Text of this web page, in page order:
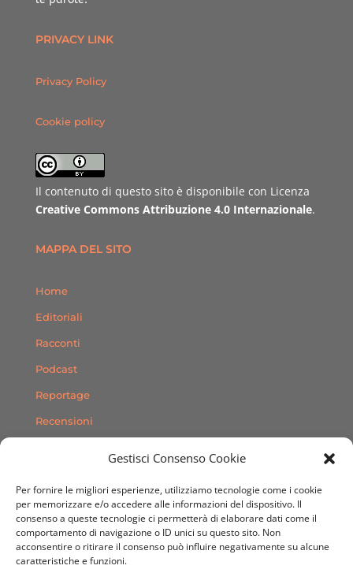
Gestisci Consenso Cookie
Per fornire le migliori esperienze, utilizziamo tecnologie come i cookie
per memorizzare e/o accedere alle informazioni del dispositivo. Il
consenso a queste tecnologie ci permetterà di elaborare dati come il
comportamento di navigazione o ID unici su questo sito. Non
acconsentire o ritirare il consenso può influire negativamente su alcune
caratteristiche e funzioni.
PRIVACY LINK
Privacy Policy
Cookie policy
Il contenuto di questo sito è disponibile con Licenza
Creative Commons Attribuzione 4.0 Internazionale.
MAPPA DEL SITO
Home
Editoriali
Racconti
Podcast
Reportage
Recensioni
Contatti
SEGUICI SUI SOCIAL